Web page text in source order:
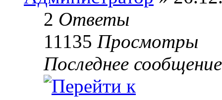
2 Ответы
11135 Просмотры
Последнее